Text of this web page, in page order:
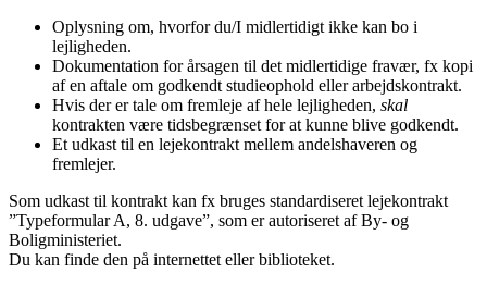
Oplysning om, hvorfor du/I midlertidigt ikke kan bo i
lejligheden.
Dokumentation for årsagen til det midlertidige fravær, fx kopi
af en aftale om godkendt studieophold eller arbejdskontrakt.
Hvis der er tale om fremleje af hele lejligheden, skal
kontrakten være tidsbegrænset for at kunne blive godkendt.
Et udkast til en lejekontrakt mellem andelshaveren og
fremlejer.
Som udkast til kontrakt kan fx bruges standardiseret lejekontrakt
”Typeformular A, 8. udgave”, som er autoriseret af By- og
Boligministeriet.
Du kan finde den på internettet eller biblioteket.